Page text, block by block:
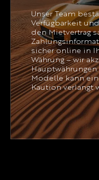
Unser Team
Verfügbarkeit
den Mietvertrag
sicher online in
Währung – wir
Modelle kann
Kaution verlangt